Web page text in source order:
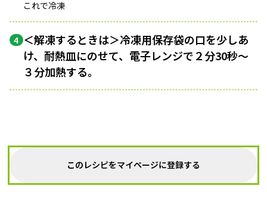
これで冷凍
4 ＜解凍するときは＞冷凍用保存袋の口を少しあ
け、耐熱皿にのせて、電子レンジで２分30秒〜
３分加熱する。
このレシピをマイページに登録する